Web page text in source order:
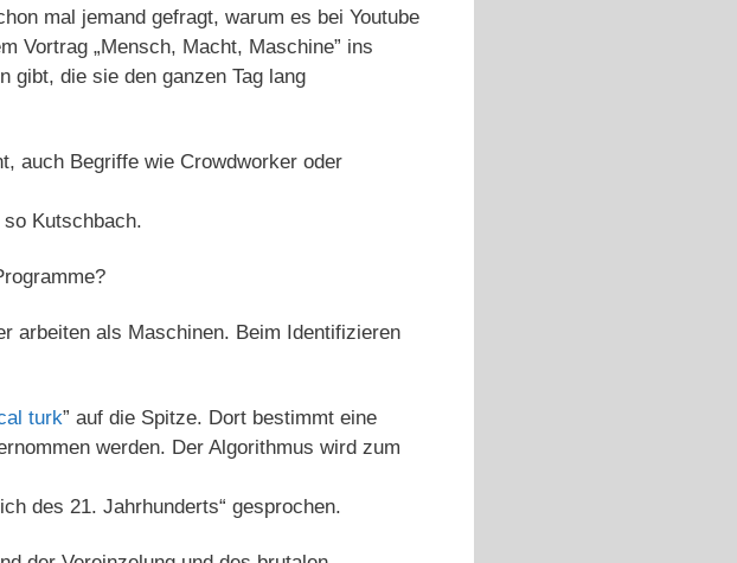
mal jemand gefragt, warum es bei Youtube
Vortrag „Mensch, Macht, Maschine” ins
gibt, die sie den ganzen Tag lang
auch Begriffe wie Crowdworker oder
Kutschbach.
arbeiten als Maschinen. Beim Identifizieren
turk” auf die Spitze. Dort bestimmt eine
werden. Der Algorithmus wird zum
des 21. Jahrhunderts“ gesprochen.